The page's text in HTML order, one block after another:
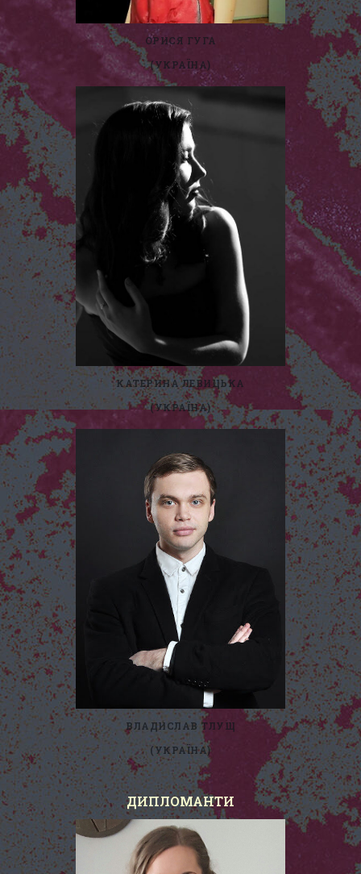
ОРИСЯ ГУГА
(УКРАЇНА)
КАТЕРИНА ЛЕВИЦЬКА
(УКРАЇНА)
ВЛАДИСЛАВ ТЛУЩ
(УКРАЇНА)
ДИПЛОМАНТИ